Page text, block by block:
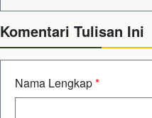
Komentari Tulisan Ini
Nama Lengkap*